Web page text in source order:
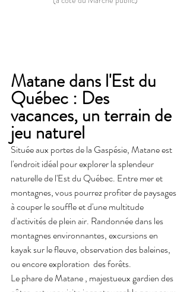
Matane dans l'Est du
Québec : Des
vacances, un terrain de
jeu naturel
Située aux portes de la Gaspésie, Matane est
l'endroit idéal pour explorer la splendeur
naturelle de l'Est du Québec. Entre mer et
montagnes, vous pourrez profiter de paysages
à couper le souffle et d'une multitude
d'activités de plein air. Randonnée dans les
montagnes environnantes, excursions en
kayak sur le fleuve, observation des baleines,
ou encore exploration  des forêts.
Le phare de Matane , majestueux gardien des